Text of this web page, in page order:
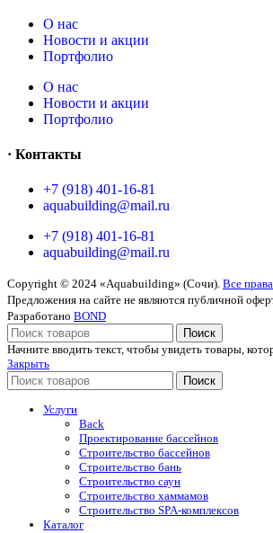
O нас
Новости и акции
Портфолио
O нас
Новости и акции
Портфолио
· Контакты
+7 (918) 401-16-81
aquabuilding@mail.ru
+7 (918) 401-16-81
aquabuilding@mail.ru
Copyright © 2024 «Aquabuilding» (Сочи). Все
Предложения на сайте не являются публичной
Разработано BOND
Поиск
Начните вводить текст, чтобы увидеть товары,
Закрыть
Поиск
Услуги
Back
Проектирование бассейнов
Строительство бассейнов
Строительство бань
Строительство саун
Строительство хаммамов
Строительство SPA-комплексов
Каталог